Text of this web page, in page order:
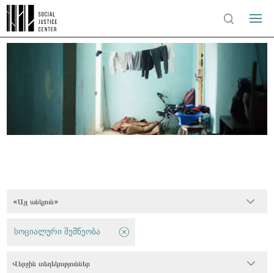
«Այլ անկյուն»
სოციალური შემწეობა
Վերջին տեղեկություններ